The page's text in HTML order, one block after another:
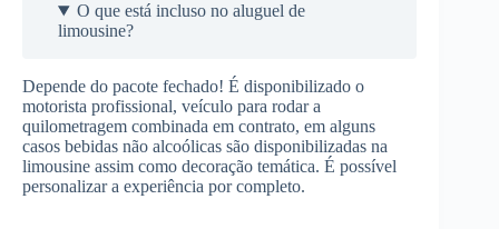
O que está incluso no aluguel de
limousine?
Depende do pacote fechado! É disponibilizado o
motorista profissional, veículo para rodar a
quilometragem combinada em contrato, em alguns
casos bebidas não alcoólicas são disponibilizadas na
limousine assim como decoração temática. É possível
personalizar a experiência por completo.